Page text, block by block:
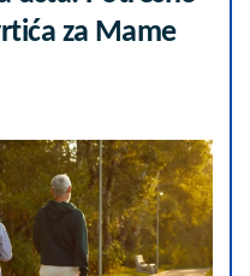
za Mame